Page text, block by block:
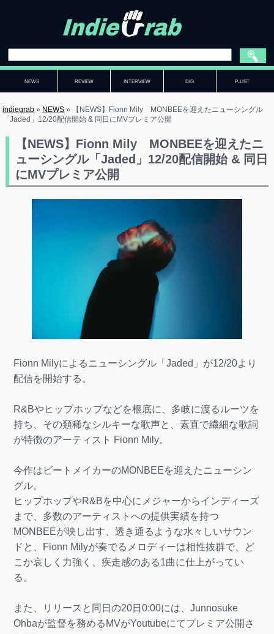
NEWS REVIEW INTERVIEW DIG P-LIST
indiegrab » NEWS »
【NEWS】Fionn Mily MONBEEを迎えたニューシングル
「Jaded」12/20配信開始 & 同日にMVプレミア公開
【NEWS】Fionn Mily MONBEEを迎えたニ
ューシングル「Jaded」12/20配信開始 & 同日
にMVプレミア公開
Fionn Milyによるニューシングル「Jaded」が12/20より
配信を開始する。
R&Bやヒップホップなどを根底に、多岐に渡るルーツを
持ち、その類稀なシルキーな歌声と、素直で繊細な歌詞
が特徴のアーティスト Fionn Mily。
今作はビートメイカーのMONBEEを迎えたニューシン
グル。
ヒップホップやR&Bを中心にメジャーからインディーズ
まで、多数のアーティストへの提供実績を持つ
MONBEEが映し出す、透き通るような水々しいサウン
ドと、Fionn Milyが奏でるメロディーは相性抜群で、ど
こか哀しく力強く、疾走感のある1曲に仕上がってい
る。
また、リリースと同日の20日0:00には、Junnosuke
Ohbaが監督を務めるMVがYoutubeにてプレミア公開さ